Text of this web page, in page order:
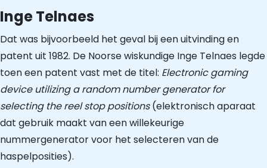
Inge Telnaes
Dat was bijvoorbeeld het geval bij een uitvinding en
patent uit 1982. De Noorse wiskundige Inge Telnaes legde
toen een patent vast met de titel: Electronic gaming
device utilizing a random number generator for
selecting the reel stop positions(elektronisch aparaat
dat gebruik maakt van een willekeurige
nummergenerator voor het selecteren van de
haspelposities).